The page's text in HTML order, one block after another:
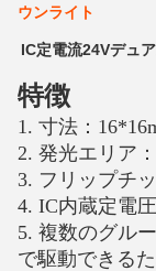
ウンライト
IC定電流24Vデュ
特徴
1. 寸法：
2. 発光エリア：
3. フリップチッ
4. IC内蔵定電圧
5. 複数のグル
で駆動できる